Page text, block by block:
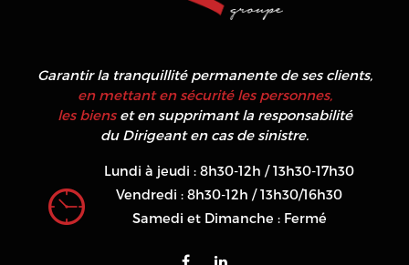
Garantir la tranquillité permanente de ses clients,
en mettant en sécurité les personnes,
les bienset en supprimant la responsabilité
du Dirigeant en cas de sinistre.
Lundi à jeudi : 8h30-12h / 13h30-17h30
Vendredi : 8h30-12h / 13h30/16h30
Samedi et Dimanche : Fermé